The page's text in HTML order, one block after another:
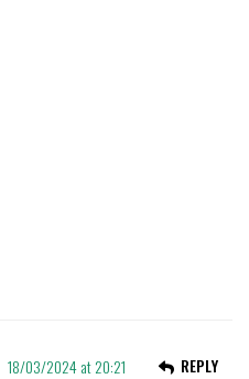
18/03/2024 at 20:21 REPLY